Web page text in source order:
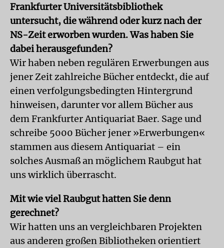
Frankfurter Universitätsbibliothek
untersucht, die während oder kurz nach der
NS-Zeit erworben wurden. Was haben Sie
dabei herausgefunden?
Wir haben neben regulären Erwerbungen aus
jener Zeit zahlreiche Bücher entdeckt, die auf
einen verfolgungsbedingten Hintergrund
hinweisen, darunter vor allem Bücher aus
dem Frankfurter Antiquariat Baer. Sage und
schreibe 5000 Bücher jener »Erwerbungen«
stammen aus diesem Antiquariat – ein
solches Ausmaß an möglichem Raubgut hat
uns wirklich überrascht.
Mit wie viel Raubgut hatten Sie denn
gerechnet?
Wir hatten uns an vergleichbaren Projekten
aus anderen großen Bibliotheken orientiert